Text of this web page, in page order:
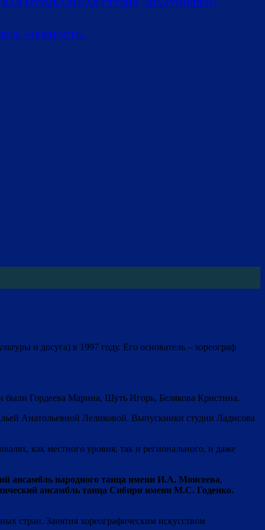
МУЗЫКАЛЬНАЯ СТУДИЯ «ШАЛУНИШКИ»
«НЕЖНОСТЬ»
и досуга) в 1997 году. Его основатель – хореограф
были Гордеева Марина, Шуть Игорь, Белякова Кристина.
Анатольевной Леликовой. Выпускники студии Ладисова
как местного уровня, так и регионального, и даже
ансамбль народного танца имени И.А. Моисеева,
ансамбль танца Сибири имени М.С. Годенко.
стран. Занятия хореографическим искусством